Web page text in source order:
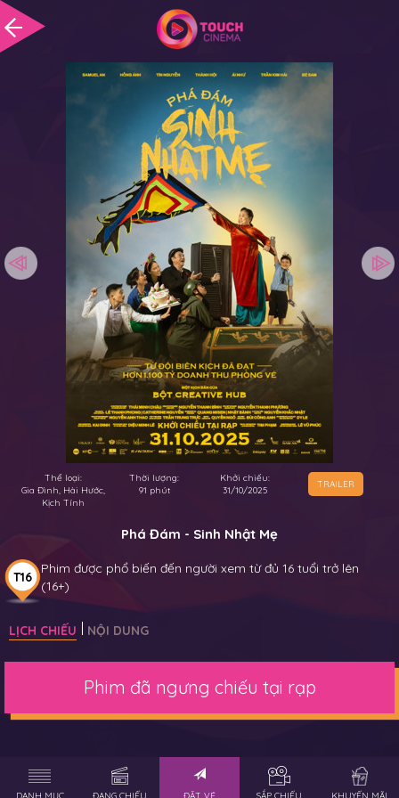
Thể loại:
Gia Đình, Hài Hước,
Kịch Tính
Thời lượng:
91 phút
Khởi chiếu:
31/10/2025
TRAILER
Phá Đám - Sinh Nhật Mẹ
T16
Phim được phổ biến đến người xem từ đủ 16 tuổi trở lên
(16+)
LỊCH CHIẾU NỘI DUNG
Phim đã ngưng chiếu tại rạp